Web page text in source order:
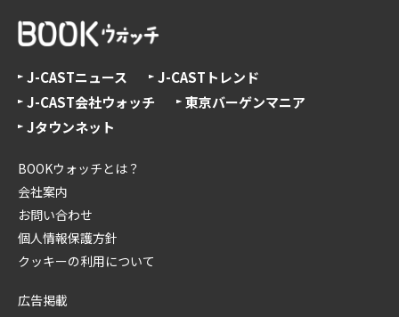
J-CASTニュース
J-CASTトレンド
J-CAST会社ウォッチ
東京バーゲンマニア
Jタウンネット
BOOKウォッチとは？
会社案内
お問い合わせ
個人情報保護方針
クッキーの利用について
広告掲載